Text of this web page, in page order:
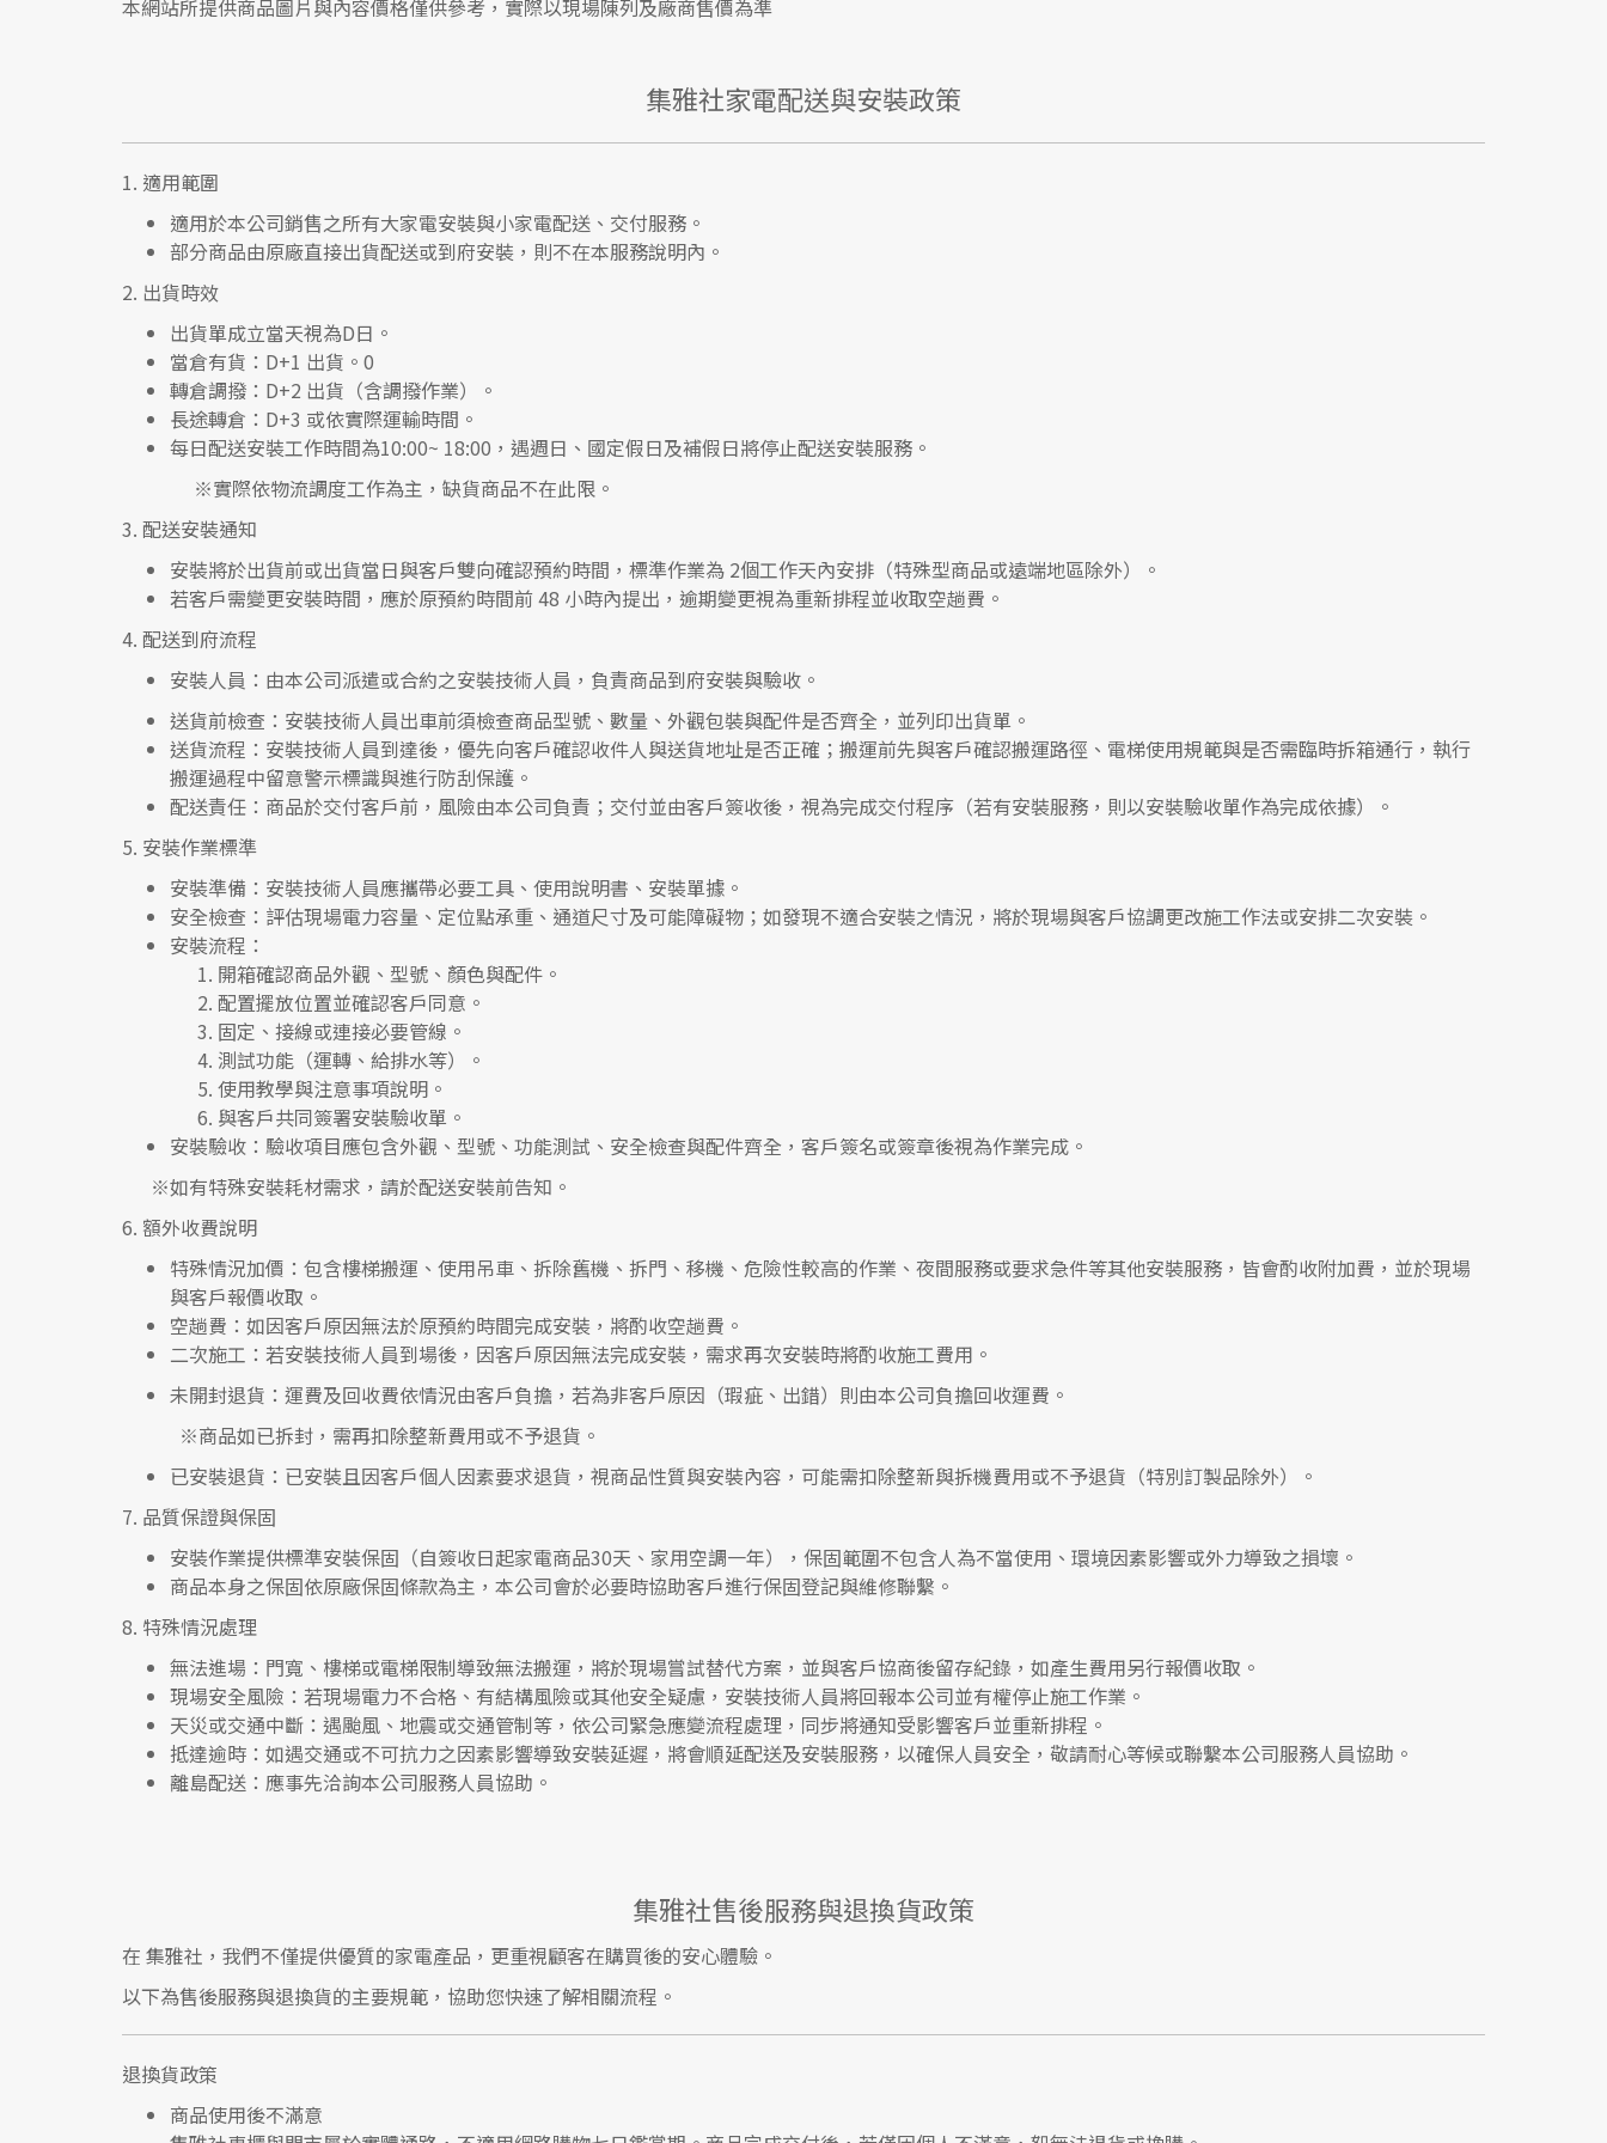
本網站所提供商品圖片與內容價格僅供參考，實際以現場陳列及廠商售價為準
集雅社家電配送與安裝政策
1. 適用範圍
適用於本公司銷售之所有大家電安裝與小家電配送、交付服務。
部分商品由原廠直接出貨配送或到府安裝，則不在本服務說明內。
2. 出貨時效
出貨單成立當天視為D日。
當倉有貨： D+1 出貨。0
轉倉調撥： D+2 出貨（含調撥作業）。
長途轉倉： D+3 或依實際運輸時間。
每日配送安裝工作時間為10:00~ 18:00，遇週日、國定假日及補假日將停止配送安裝服務。
※實際依物流調度工作為主，缺貨商品不在此限。
3. 配送安裝通知
安裝將於出貨前或出貨當日與客戶雙向確認預約時間，標準作業為 2個工作天內安排（特殊型商品或遠端地區除外）。
若客戶需變更安裝時間，應於原預約時間前 48 小時內提出，逾期變更視為重新排程並收取空趟費。
4. 配送到府流程
安裝人員 ：由本公司派遣或合約之安裝技術人員，負責商品到府安裝與驗收。
送貨前檢查 ：安裝技術人員出車前須檢查商品型號、數量、外觀包裝與配件是否齊全，並列印出貨單。
送貨流程 ：安裝技術人員到達後，優先向客戶確認收件人與送貨地址是否正確；搬運前先與客戶確認搬運路徑、電梯使用規範與是否需臨時拆箱通行，執行
搬運過程中留意警示標識與進行防刮保護。
配送責任 ：商品於交付客戶前，風險由本公司負責；交付並由客戶簽收後，視為完成交付程序（若有安裝服務，則以安裝驗收單作為完成依據）。
5. 安裝作業標準
安裝準備 ：安裝技術人員應攜帶必要工具、使用說明書、安裝單據。
安全檢查 ：評估現場電力容量、定位點承重、通道尺寸及可能障礙物；如發現不適合安裝之情況，將於現場與客戶協調更改施工作法或安排二次安裝。
安裝流程 ：
開箱確認商品外觀、型號、顏色與配件。
配置擺放位置並確認客戶同意。
固定、接線或連接必要管線。
測試功能（運轉、給排水等）。
使用教學與注意事項說明。
與客戶共同簽署安裝驗收單。
安裝驗收 ：驗收項目應包含外觀、型號、功能測試、安全檢查與配件齊全，客戶簽名或簽章後視為作業完成。
※如有特殊安裝耗材需求，請於配送安裝前告知。
6. 額外收費說明
特殊情況加價 ：包含樓梯搬運、使用吊車、拆除舊機、拆門、移機、危險性較高的作業、夜間服務或要求急件等其他安裝服務，皆會酌收附加費，並於現場
與客戶報價收取。
空趟費 ：如因客戶原因無法於原預約時間完成安裝，將酌收空趟費。
二次施工 ：若安裝技術人員到場後，因客戶原因無法完成安裝，需求再次安裝時將酌收施工費用。
未開封退貨 ：運費及回收費依情況由客戶負擔，若為非客戶原因（瑕疵、出錯）則由本公司負擔回收運費。
※商品如已拆封，需再扣除整新費用或不予退貨。
已安裝退貨 ：已安裝且因客戶個人因素要求退貨，視商品性質與安裝內容，可能需扣除整新與拆機費用或不予退貨（特別訂製品除外）。
7. 品質保證與保固
安裝作業提供標準安裝保固（自簽收日起家電商品30天、家用空調一年），保固範圍不包含人為不當使用、環境因素影響或外力導致之損壞。
商品本身之保固依原廠保固條款為主，本公司會於必要時協助客戶進行保固登記與維修聯繫。
8. 特殊情況處理
無法進場 ：門寬、樓梯或電梯限制導致無法搬運，將於現場嘗試替代方案，並與客戶協商後留存紀錄，如產生費用另行報價收取。
現場安全風險 ： 若現場電力不合格、有結構風險或其他安全疑慮，安裝技術人員將回報本公司並有權停止施工作業。
天災或交通中斷 ：遇颱風、地震或交通管制等，依公司緊急應變流程處理，同步將通知受影響客戶並重新排程。
抵達逾時 ：如遇交通或不可抗力之因素影響導致安裝延遲，將會順延配送及安裝服務，以確保人員安全，敬請耐心等候或聯繫本公司服務人員協助。
離島配送 ：應事先洽詢本公司服務人員協助。
集雅社售後服務與退換貨政策
在 集雅社 ，我們不僅提供優質的家電產品，更重視顧客在購買後的安心體驗。
以下為售後服務與退換貨的主要規範，協助您快速了解相關流程。
退換貨政策
商品使用後不滿意